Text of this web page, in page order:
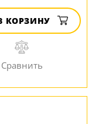
КОРЗИНУ